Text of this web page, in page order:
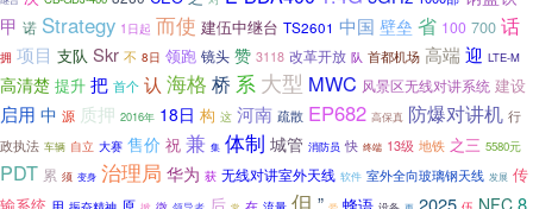
甲 诺 Strategy 1日起 而使 建伍中继台 TS2601 中国 壁垒 省 100 700 话
拥 项目 支队 Skr 不 8日 领跑 镜头 赞 3118 改革开放 队 首都机场 高端 迎 LTE-M
高清楚 提升 把 首个 认 海格 桥 系 大型 MWC 风景区无线对讲系统 建设
启用 中 源 质押 2016年 18日 构 这 河南 疏散 EP682 高保真 防爆对讲机 行
政执法 车辆 自立 大赛 售价 祝 兼 集 体制 城管 消防员 快 终端 13级 地铁 之三 5580元
PDT 累 须 变身 治理局 华为 获 无线对讲室外天线 软件 室外全向玻璃钢天线 发展 传
后 但 ” 2025 NFC 8